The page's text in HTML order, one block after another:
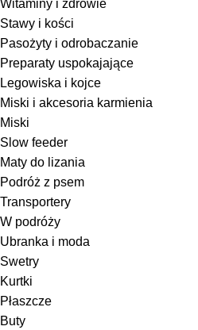
Witaminy i zdrowie
Stawy i kości
Pasożyty i odrobaczanie
Preparaty uspokajające
Legowiska i kojce
Miski i akcesoria karmienia
Miski
Slow feeder
Maty do lizania
Podróż z psem
Transportery
W podróży
Ubranka i moda
Swetry
Kurtki
Płaszcze
Buty